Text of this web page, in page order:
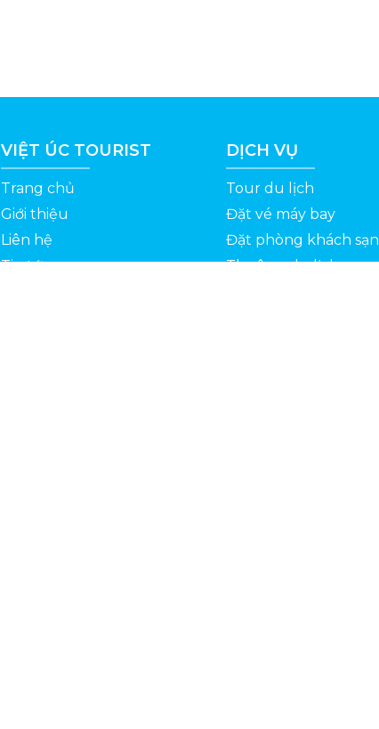
VIỆT ÚC TOURIST
Trang chủ
Giới thiệu
Liên hệ
Tin tức
DỊCH VỤ
Tour du lịch
Đặt vé máy bay
Đặt phòng khách sạn
Thuê xe du lịch